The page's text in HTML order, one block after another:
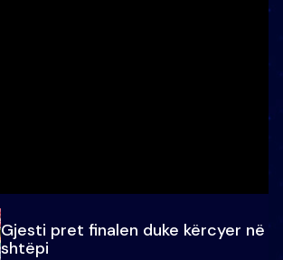
Gjesti pret finalen duke kërcyer në
shtëpi